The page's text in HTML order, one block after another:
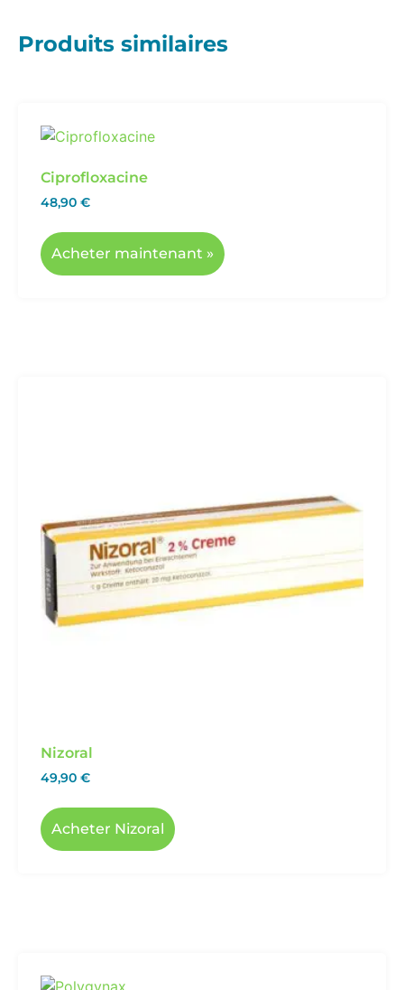
Acheter Nizoral
Polygynax
20,00 €
Acheter maintenant »